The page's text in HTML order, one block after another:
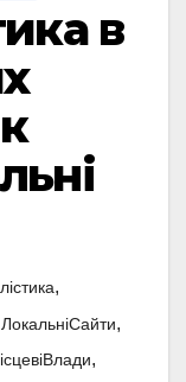
в
,
ЛокальніСайти,
,